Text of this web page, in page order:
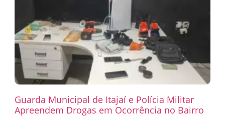
Guarda Municipal de Itajaí e Polícia Militar
Apreendem Drogas em Ocorrência no Bairro